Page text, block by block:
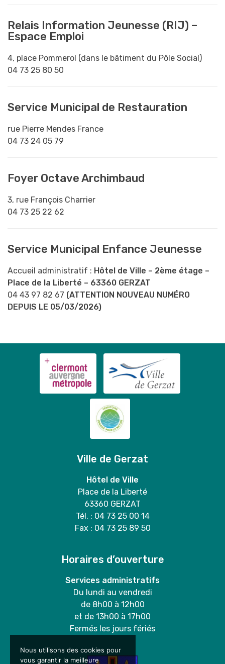
Relais Information Jeunesse (RIJ) –
Espace Emploi
4, place Pommerol (dans le bâtiment du Pôle Social)
04 73 25 80 50
Service Municipal de Restauration
rue Pierre Mendes France
04 73 24 05 79
Foyer Octave Archimbaud
3, rue François Charrier
04 73 25 22 62
Service Municipal Enfance Jeunesse
Accueil administratif : Hôtel de Ville – 2ème étage –
Place de la Liberté – 63360 GERZAT
04 43 97 82 67 (ATTENTION NOUVEAU NUMÉRO
DEPUIS LE 05/03/2026)
Ville de Gerzat
Hôtel de Ville
Place de la Liberté
63360 GERZAT
Tél. : 04 73 25 00 14
Fax : 04 73 25 89 50
Horaires d’ouverture
Services administratifs
Du lundi au vendredi
de 8h00 à 12h00
et de 13h00 à 17h00
Fermés les jours fériés
Nous utilisons des cookies pour
vous garantir la meilleure